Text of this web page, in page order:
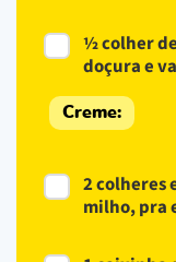
½ colher
doçura e
Creme:
2 colheres
milho, pra